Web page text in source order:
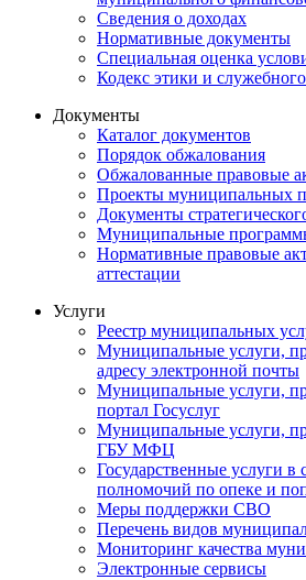
Сведения о доходах
Нормативные документы
Специальная оценка
Кодекс этики и
Документы
Каталог документов
Порядок обжалования
Обжалованные правовые
Проекты муниципальных
Документы
Муниципальные
Нормативные правовые
аттестации
Услуги
Реестр муниципальных
Муниципальные услуги,
адресу электронной почты
Муниципальные услуги,
портал Госуслуг
Муниципальные услуги,
ГБУ МФЦ
Государственные услуги в
полномочий по опеке и
Меры поддержки СВО
Перечень видов
Мониторинг качества
Электронные сервисы